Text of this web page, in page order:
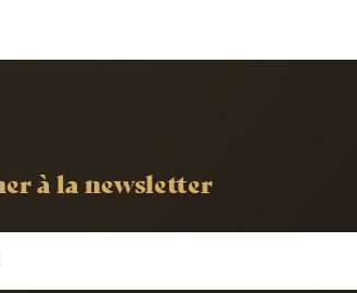
à la newsletter